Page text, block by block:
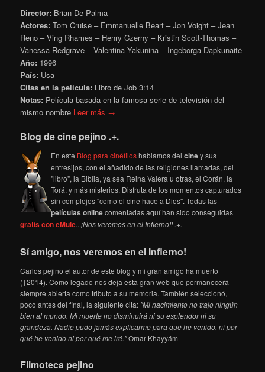
Director: Brian De Palma
Actores: Tom Cruise – Emmanuelle Beart – Jon Voight – Jean
Reno – Ving Rhames – Henry Czerny – Kristin Scott-Thomas –
Vanessa Redgrave – Valentina Yakunina – Ingeborga Dapkūnaitė
Año: 1996
País: Usa
Citas en la película: Libro de Job 3:14
Notas: Película basada en la famosa serie de televisión del
mismo nombre Leer más →
Blog de cine pejino .+.
En este Blog para cinéfiloshablamos delciney sus
entresijos, con el añadido de las religiones llamadas, del
"libro", la Biblia, ya sea Reina Valera u otras, el Corán, la
Torá, y más misterios. Disfruta de los momentos capturados
sin complejos "como el cine hace a Dios". Todas las
películas onlinecomentadas aquí han sido conseguidas
gratis con eMule...¡Nos veremos en el Infierno!! .+.
Sí amigo, nos veremos en el Infierno!
Carlos pejino el autor de este blog y mi gran amigo ha muerto
(†2014). Como legado nos deja esta gran web que permanecerá
siempre abierta como tributo a su memoria. También seleccionó,
poco antes del final, la siguiente cita: "Mi nacimiento no trajo ningún
bien al mundo. Mi muerte no disminuirá ni su esplendor ni su
grandeza. Nadie pudo jamás explicarme para qué he venido, ni por
qué he venido ni por qué me iré."Omar Khayyám
Filmoteca pejino